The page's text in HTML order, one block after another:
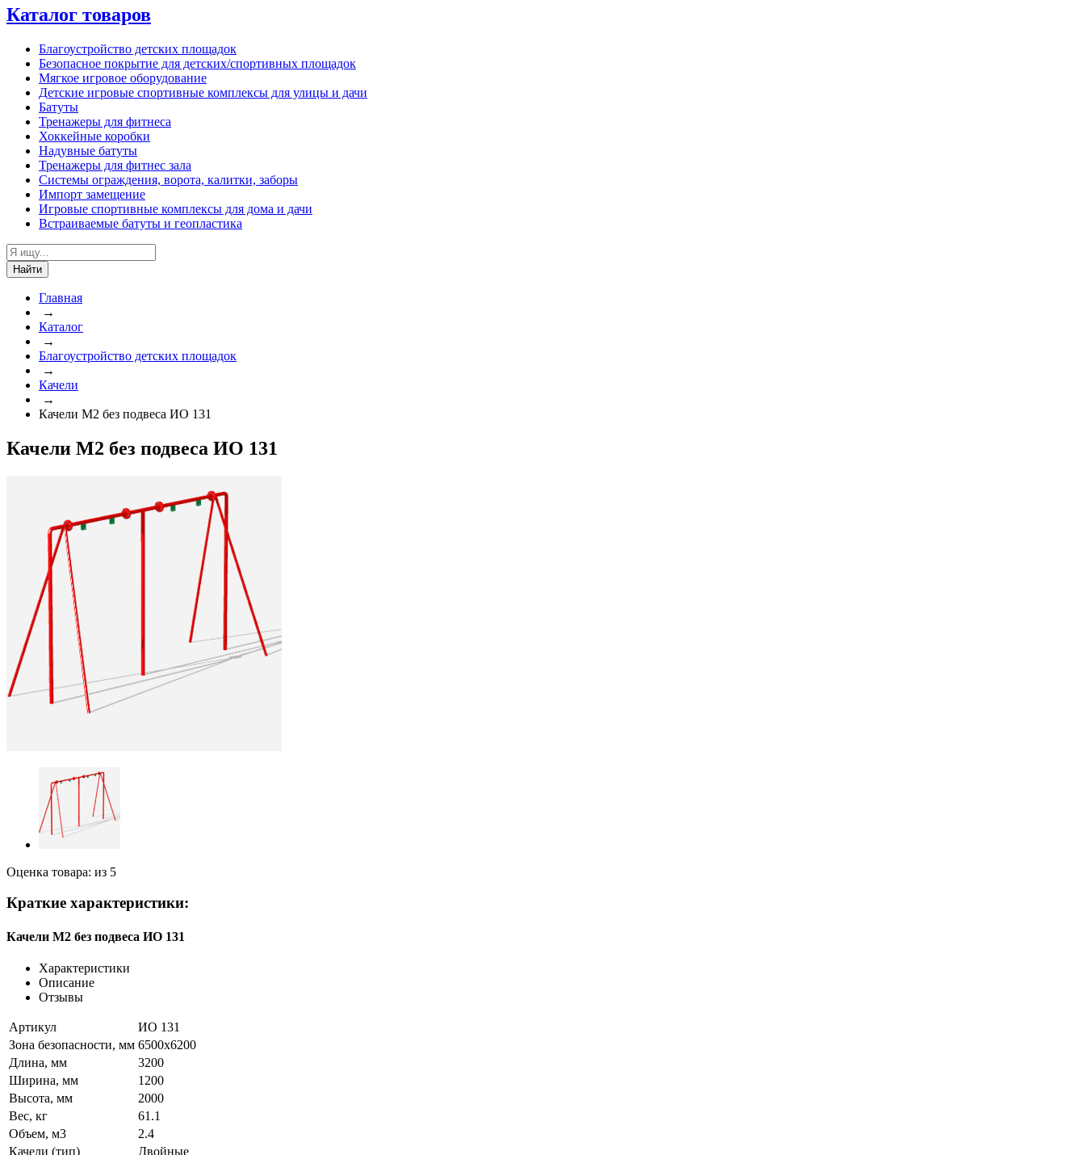
Каталог товаров
Благоустройство детских площадок
Безопасное покрытие для детских/спортивных площадок
Мягкое игровое оборудование
Детские игровые спортивные комплексы для улицы и дачи
Батуты
Тренажеры для фитнеса
Хоккейные коробки
Надувные батуты
Тренажеры для фитнес зала
Системы ограждения, ворота, калитки, заборы
Импорт замещение
Игровые спортивные комплексы для дома и дачи
Встраиваемые батуты и геопластика
Найти
Главная
→
Каталог
→
Благоустройство детских площадок
→
Качели
→
Качели М2 без подвеса ИО 131
Качели М2 без подвеса ИО 131
Оценка товара: из 5
Краткие характеристики:
Качели М2 без подвеса ИО 131
Характеристики
Описание
Отзывы
Артикул
ИО 131
Зона безопасности, мм 6500х6200
Длина, мм
3200
Ширина, мм
1200
Высота, мм
2000
Вес, кг
61.1
Объем, м3
2.4
Качели (тип)
Двойные